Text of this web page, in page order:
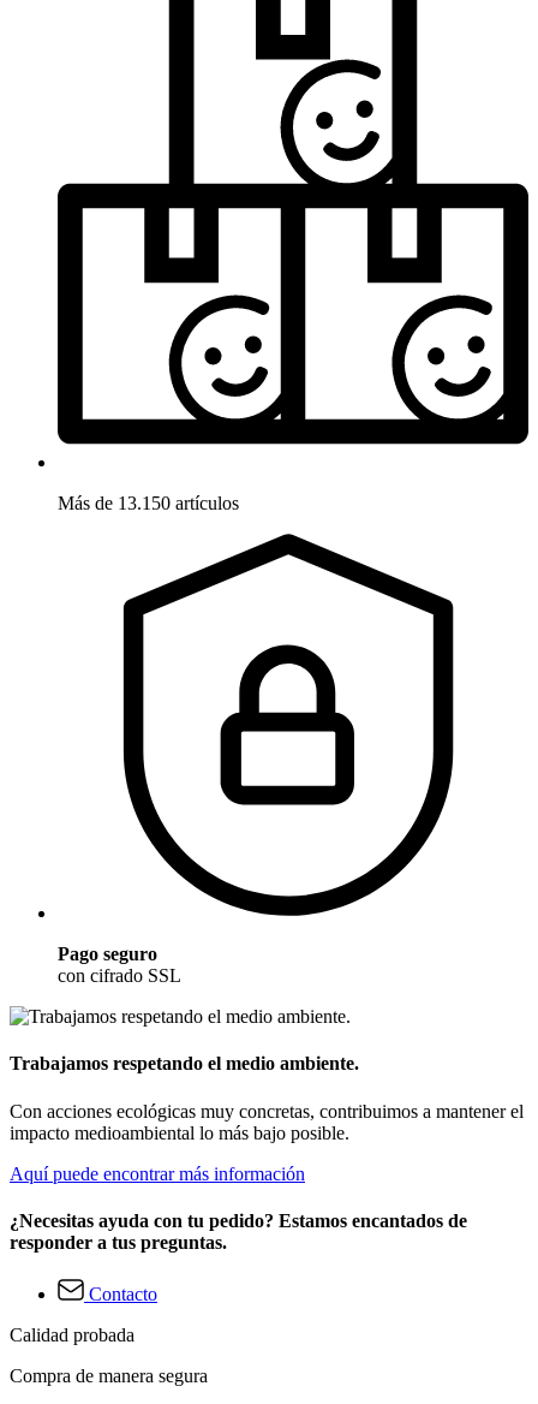
Más de 13.150 artículos
Pago seguro
con cifrado SSL
Trabajamos respetando el medio ambiente.
Con acciones ecológicas muy concretas, contribuimos a mantener el
impacto medioambiental lo más bajo posible.
Aquí puede encontrar más información
¿Necesitas ayuda con tu pedido? Estamos encantados de
responder a tus preguntas.
Contacto
Calidad probada
Compra de manera segura